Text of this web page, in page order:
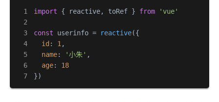
import { reactive, toRef } from 'vue'
const userinfo = reactive({
id : 1,
name: '小朱' ,
age: 18
})